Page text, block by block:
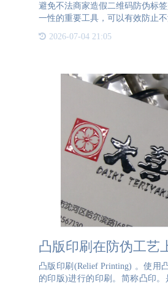
避免不法商家造假二维码防伪标
一性的重要工具，可以有效防止不
伪查询系统，提高产品的安全性能
2026-07-04 21:05
凸版印刷在防伪工艺
凸版印刷(Relief Printing) 。使用
的印版)进行的印刷。简称凸印。